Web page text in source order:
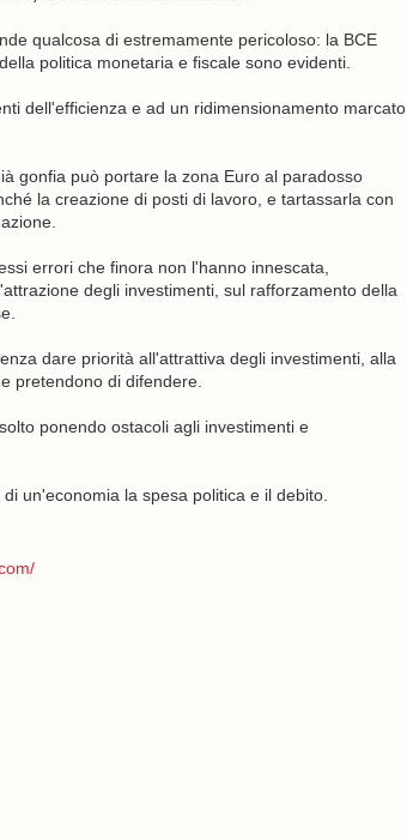
qualcosa di estremamente pericoloso: la BCE
politica monetaria e fiscale sono evidenti.
dell'efficienza e ad un ridimensionamento marcato
gonfia può portare la zona Euro al paradosso
la creazione di posti di lavoro, e tartassarla con
errori che finora non l'hanno innescata,
degli investimenti, sul rafforzamento della
dare priorità all'attrattiva degli investimenti, alla
pretendono di difendere.
ponendo ostacoli agli investimenti e
un'economia la spesa politica e il debito.